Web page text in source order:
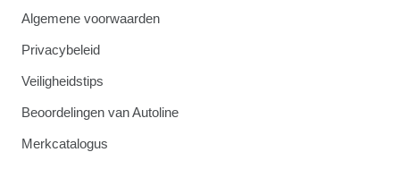
Algemene voorwaarden
Privacybeleid
Veiligheidstips
Beoordelingen van Autoline
Merkcatalogus